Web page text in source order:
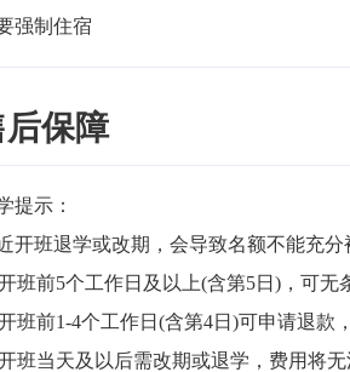
强制住宿
后保障
提示：
开班退学或改期，会导致名额不能充
班前5个工作日及以上(含第5日)，可无
班前1-4个工作日(含第4日)可申请退款
班当天及以后需改期或退学，费用将无